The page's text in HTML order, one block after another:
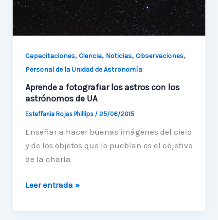
Capacitaciones, Ciencia, Noticias, Observaciones,
Personal de la Unidad de Astronomía
Aprende a fotografiar los astros con los
astrónomos de UA
Esteffania Rojas Phillips / 25/06/2015
Enseñar a hacer buenas imágenes del cielo
y de los objetos que lo pueblan es el objetivo
de la charla
Aprende
Leer entrada »